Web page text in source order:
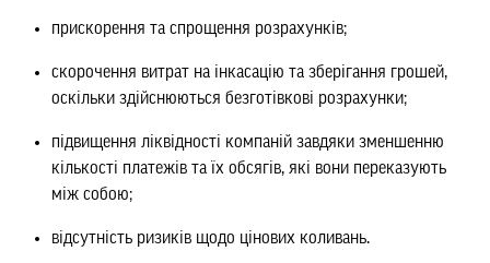
прискорення та спрощення розрахунків;
скорочення витрат на інкасацію та зберігання грошей,
оскільки здійснюються безготівкові розрахунки;
підвищення ліквідності компаній завдяки зменшенню
кількості платежів та їх обсягів, які вони переказують
між собою;
відсутність ризиків щодо цінових коливань.